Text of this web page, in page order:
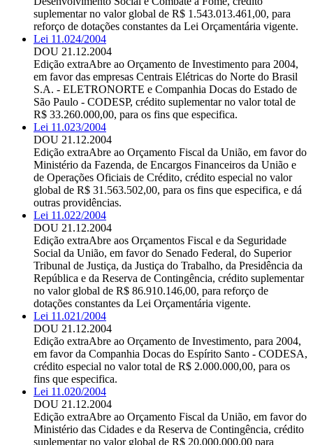
suplementar no valor global de R$ 1.543.013.461,00, para
reforço de dotações constantes da Lei Orçamentária vigente.
Lei 11.024/2004
DOU 21.12.2004
Edição extraAbre ao Orçamento de Investimento para 2004,
em favor das empresas Centrais Elétricas do Norte do Brasil
S.A. - ELETRONORTE e Companhia Docas do Estado de
São Paulo - CODESP, crédito suplementar no valor total de
R$ 33.260.000,00, para os fins que especifica.
Lei 11.023/2004
DOU 21.12.2004
Edição extraAbre ao Orçamento Fiscal da União, em favor do
Ministério da Fazenda, de Encargos Financeiros da União e
de Operações Oficiais de Crédito, crédito especial no valor
global de R$ 31.563.502,00, para os fins que especifica, e dá
outras providências.
Lei 11.022/2004
DOU 21.12.2004
Edição extraAbre aos Orçamentos Fiscal e da Seguridade
Social da União, em favor do Senado Federal, do Superior
Tribunal de Justiça, da Justiça do Trabalho, da Presidência da
República e da Reserva de Contingência, crédito suplementar
no valor global de R$ 86.910.146,00, para reforço de
dotações constantes da Lei Orçamentária vigente.
Lei 11.021/2004
DOU 21.12.2004
Edição extraAbre ao Orçamento de Investimento, para 2004,
em favor da Companhia Docas do Espírito Santo - CODESA,
crédito especial no valor total de R$ 2.000.000,00, para os
fins que especifica.
Lei 11.020/2004
DOU 21.12.2004
Edição extraAbre ao Orçamento Fiscal da União, em favor do
Ministério das Cidades e da Reserva de Contingência, crédito
suplementar no valor global de R$ 20.000.000,00 para